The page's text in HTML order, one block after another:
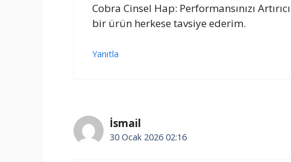
Cobra Cinsel Hap: Performansınızı
bir ürün herkese tavsiye ederim.
Yanıtla
İsmail
30 Ocak 2026 02:16